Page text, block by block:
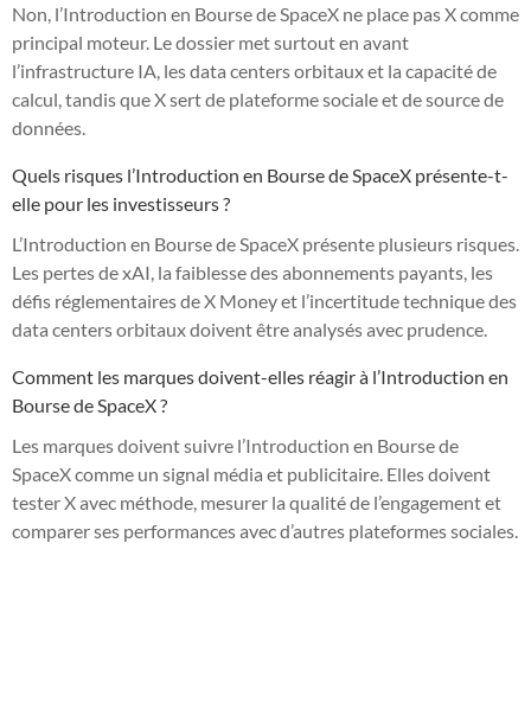
Non, l’Introduction en Bourse de SpaceX ne place pas X comme
principal moteur. Le dossier met surtout en avant
l’infrastructure IA, les data centers orbitaux et la capacité de
calcul, tandis que X sert de plateforme sociale et de source de
données.
Quels risques l’Introduction en Bourse de SpaceX présente-t-
elle pour les investisseurs ?
L’Introduction en Bourse de SpaceX présente plusieurs risques.
Les pertes de xAI, la faiblesse des abonnements payants, les
défis réglementaires de X Money et l’incertitude technique des
data centers orbitaux doivent être analysés avec prudence.
Comment les marques doivent-elles réagir à l’Introduction en
Bourse de SpaceX ?
Les marques doivent suivre l’Introduction en Bourse de
SpaceX comme un signal média et publicitaire. Elles doivent
tester X avec méthode, mesurer la qualité de l’engagement et
comparer ses performances avec d’autres plateformes sociales.